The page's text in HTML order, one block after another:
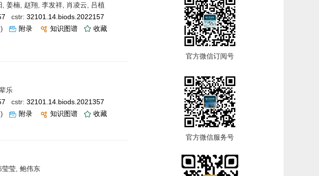
姜楠, 赵翔, 李发祥, 肖凌云, 吕植
cstr: 32101.14.biods.2022157
) 附录 知识图谱
收藏
乐
cstr: 32101.14.biods.2021357
) 附录 知识图谱
收藏
莹, 鲍伟东
官方微信订阅号
官方微信服务号